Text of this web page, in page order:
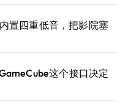
置四重低音，把影院塞
这个接口决定